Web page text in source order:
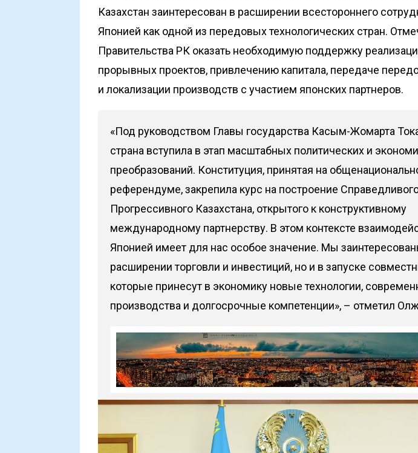
Казахстан заинтересован в расширении всестороннего
Японией как одной из передовых технологических стран.
Правительства РК оказать необходимую поддержку
прорывных проектов, привлечению капитала, передаче
и локализации производств с участием японских партнеров.
«Под руководством Главы государства Касым-Жомарта
страна вступила в этап масштабных политических и
преобразований. Конституция, принятая на
референдуме, закрепила курс на построение
Прогрессивного Казахстана, открытого к конструктивному
международному партнерству. В этом контексте
Японией имеет для нас особое значение. Мы
расширении торговли и инвестиций, но и в запуске
которые принесут в экономику новые технологии,
производства и долгосрочные компетенции», – отметил